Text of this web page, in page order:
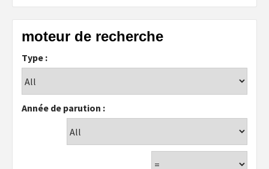
moteur de recherche
Type :
Année de parution :